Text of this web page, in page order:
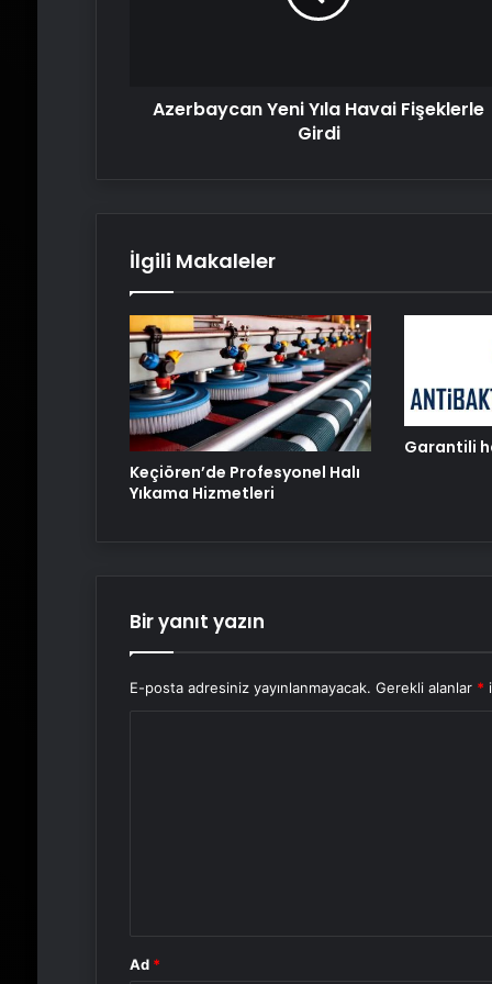
Azerbaycan Yeni Yıla Havai Fişeklerle
Girdi
İlgili Makaleler
Keçiören’de Profesyonel Halı
Yıkama Hizmetleri
Garantili
Bir yanıt yazın
E-posta adresiniz yayınlanmayacak. Gerekli alanlar *
Ad *